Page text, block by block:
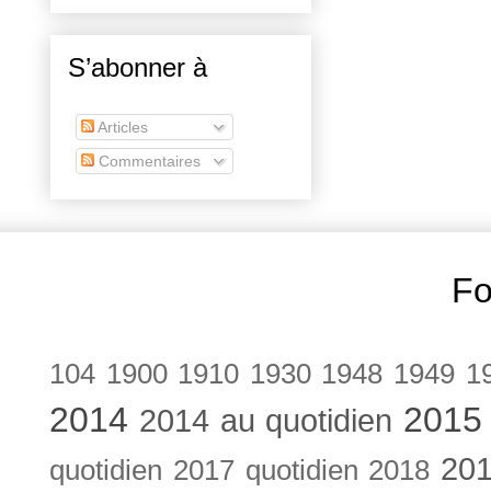
S’abonner à
Articles
Commentaires
104 1900 1910 1930 1948 1949
2014 2014 au quotidien
quotidien 2017 quotidien 2018